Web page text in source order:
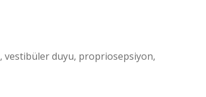
vestibüler duyu, propriosepsiyon,